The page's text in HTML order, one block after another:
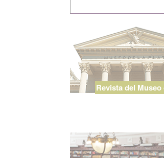
Revista del Museo